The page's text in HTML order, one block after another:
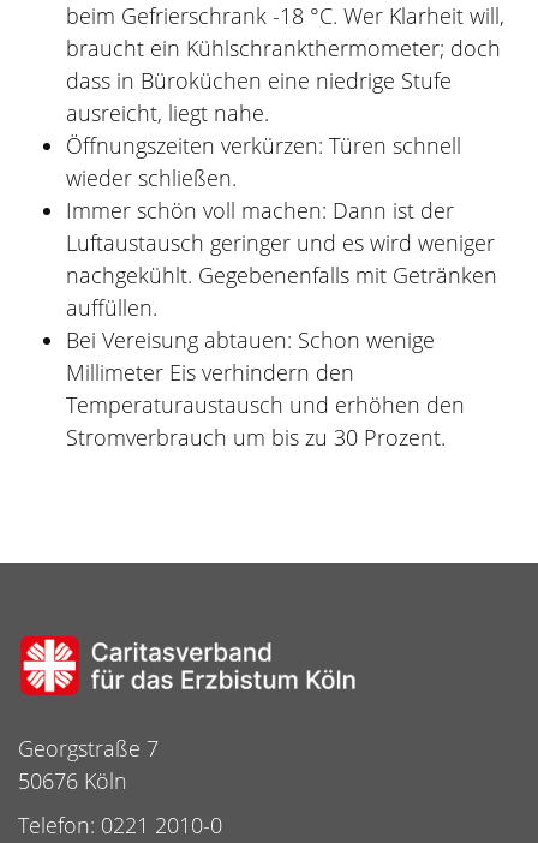
beim Gefrierschrank -18 °C. Wer Klarheit will,
braucht ein Kühlschrankthermometer; doch
dass in Büroküchen eine niedrige Stufe
ausreicht, liegt nahe.
Öffnungszeiten verkürzen: Türen schnell
wieder schließen.
Immer schön voll machen: Dann ist der
Luftaustausch geringer und es wird weniger
nachgekühlt. Gegebenenfalls mit Getränken
auffüllen.
Bei Vereisung abtauen: Schon wenige
Millimeter Eis verhindern den
Temperaturaustausch und erhöhen den
Stromverbrauch um bis zu 30 Prozent.
Georgstraße 7
50676 Köln
Telefon: 0221 2010-0